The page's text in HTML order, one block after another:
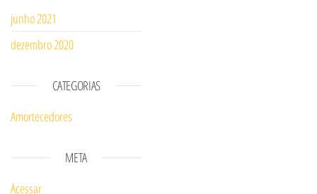
junho 2021
dezembro 2020
CATEGORIAS
Amortecedores
META
Acessar